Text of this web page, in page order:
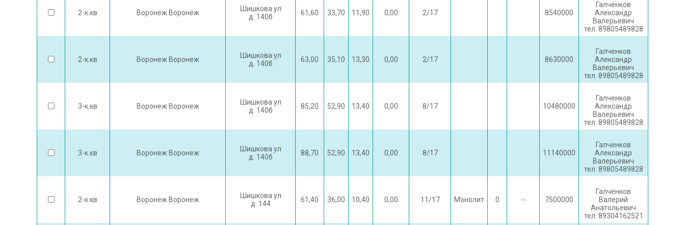
2-к.кв Воронеж Воронеж
Шишкова ул
д. 140б
61,60 33,70 11,90 0,00 2/17 8540000
Галченков
Александр
Валерьевич
тел. 89805489828
2-к.кв Воронеж Воронеж
Шишкова ул
д. 140б
63,00 35,10 13,30 0,00 2/17 8630000
Галченков
Александр
Валерьевич
тел. 89805489828
3-к.кв Воронеж Воронеж
Шишкова ул
д. 140б
85,20 52,90 13,40 0,00 8/17 10480000
Галченков
Александр
Валерьевич
тел. 89805489828
3-к.кв Воронеж Воронеж
Шишкова ул
д. 140б
88,70 52,90 13,40 0,00 8/17 11140000
Галченков
Александр
Валерьевич
тел. 89805489828
2-к.кв Воронеж Воронеж
Шишкова ул
д. 144
61,40 36,00 10,40 0,00 11/17 Монолит 0 -- 7500000
Галченков
Валерий
Анатольевич
тел. 89304162521